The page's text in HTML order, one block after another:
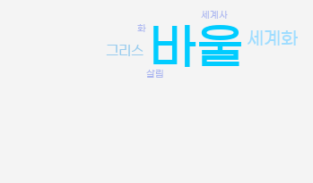
바울 세계화
그리스
살림
세계사
화